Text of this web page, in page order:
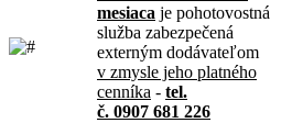
mesiaca je pohotovostná
služba zabezpečená
externým dodávateľom
v zmysle jeho platného
cenníka - tel.
č. 0907 681 226